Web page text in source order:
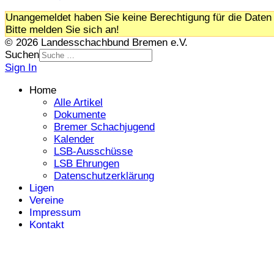
Unangemeldet haben Sie keine Berechtigung für die
Bitte melden Sie sich an!
© 2026 Landesschachbund Bremen e.V.
Suchen
Sign In
Home
Alle Artikel
Dokumente
Bremer Schachjugend
Kalender
LSB-Ausschüsse
LSB Ehrungen
Datenschutzerklärung
Ligen
Vereine
Impressum
Kontakt